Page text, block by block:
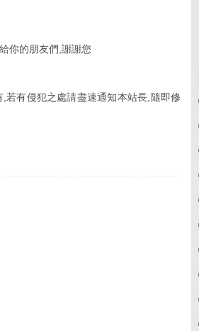
你的朋友們,謝謝您
若有侵犯之處請盡速通知本站長,隨即修